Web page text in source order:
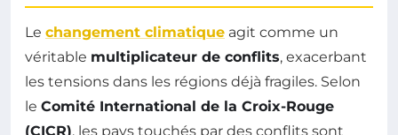
Le changement climatique agit comme un
véritable multiplicateur de conflits, exacerbant
les tensions dans les régions déjà fragiles. Selon
le Comité International de la Croix-Rouge
(CICR), les pays touchés par des conflits sont